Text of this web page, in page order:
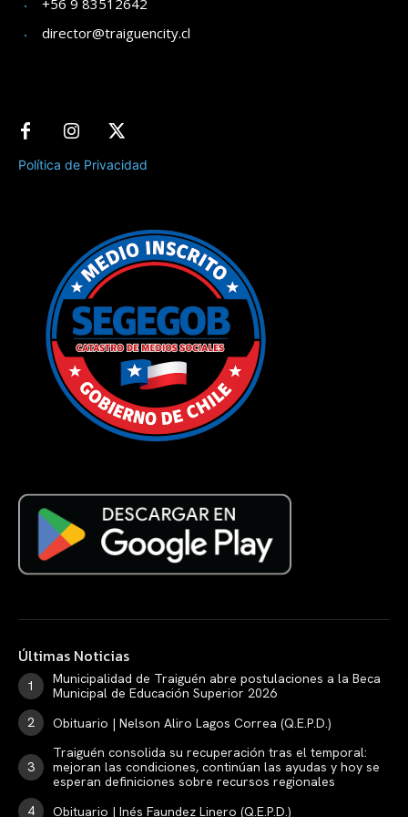
director@traiguencity.cl
Política de Privacidad
Últimas Noticias
Municipalidad de Traiguén abre postulaciones a la Beca
Municipal de Educación Superior 2026
Obituario | Nelson Aliro Lagos Correa (Q.E.P.D.)
Traiguén consolida su recuperación tras el temporal:
mejoran las condiciones, continúan las ayudas y hoy se
esperan definiciones sobre recursos regionales
Obituario | Inés Faundez Linero (Q.E.P.D.)